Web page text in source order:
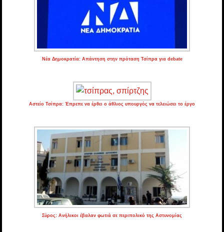
Νέα Δημοκρατία: Απάντηση στην πρόταση Τσίπρα για debate
Αστείο Τσίπρα: Έπρεπε να έρθει ο άθλιος υπουργός να τελειώσει το έργο
Σύρος: Ανήλικοι έβαλαν φωτιά σε περιπολικό της Αστυνομίας